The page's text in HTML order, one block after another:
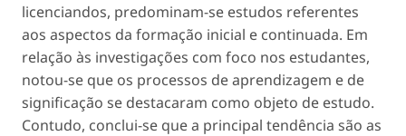
licenciandos, predominam-se estudos referentes
aos aspectos da formação inicial e continuada. Em
relação às investigações com foco nos estudantes,
notou-se que os processos de aprendizagem e de
significação se destacaram como objeto de estudo.
Contudo, conclui-se que a principal tendência são as